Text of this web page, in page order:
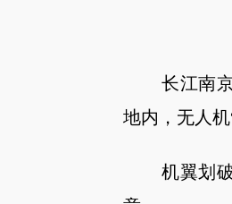
长江南京
地内，无人
机翼划破